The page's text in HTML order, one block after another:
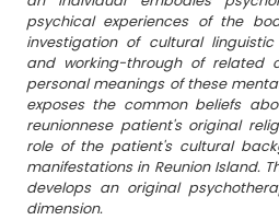
psychical experiences of the
investigation of cultural
and working-through of related
personal meanings of these
exposes the common beliefs
reunionnese patient's original
role of the patient's cultural
manifestations in Reunion Island.
develops an original
dimension.